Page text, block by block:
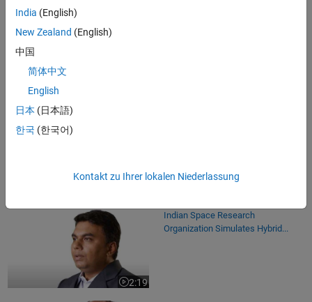
2:19
Video length is 2:19
Indian Space Research
Organization Simulates Hybrid...
India (English)
New Zealand (English)
中国
简体中文
English
日本 (日本語)
한국 (한국어)
Kontakt zu Ihrer lokalen Niederlassung